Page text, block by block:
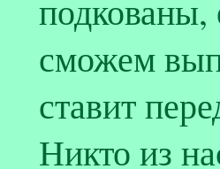
сможем
ставит
Никто из